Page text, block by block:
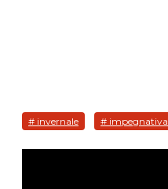
# invernale # impegnativa